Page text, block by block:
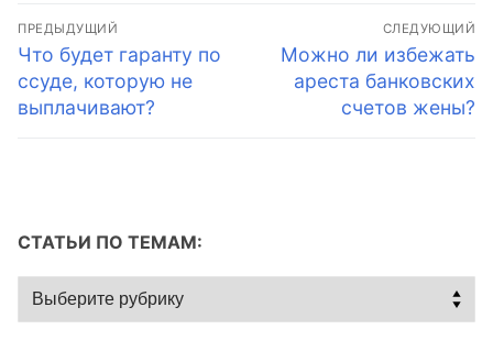
Навигация
по
записям
ПРЕДЫДУЩИЙ
Предыдущая
запись:
Что будет гаранту по
ссуде, которую не
выплачивают?
СЛЕДУЮЩИЙ
Следующая
запись:
Можно ли избежать
ареста банковских
счетов жены?
СТАТЬИ ПО ТЕМАМ:
Статьи
по